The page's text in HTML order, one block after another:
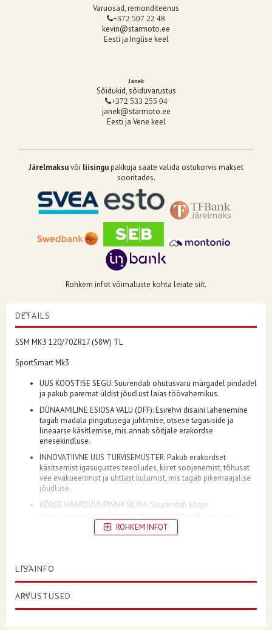
Varuosad, remonditeenus
+372 507 22 48
kevin@starmoto.ee
Eesti ja Inglise keel
Janek
Sõidukid, sõiduvarustus
+372 533 255 04
janek@starmoto.ee
Eesti ja Vene keel
Järelmaksuvõi liisingupakkuja saate valida ostukorvis makset
sooritades.
Rohkem infot võimaluste kohta leiate siit.
DETAILS
SSM MK3 120/70ZR17 (58W) TL
SportSmart Mk3
UUS KOOSTISE SEGU: Suurendab ohutusvaru märgadel pindadel
ja pakub paremat üldist jõudlust laias töövahemikus.
DÜNAAMILINE ESIOSA VALU (DFF): Esirehvi disaini lähenemine
tagab madala pingutusega juhtimise, otsese tagasiside ja
lineaarse käsitlemise, mis annab sõitjale erakordse
enesekindluse.
INNOVATIIVNE UUS TURVISEMUSTER: Pakub erakordset
käsitsemist igasugustes teeoludes, kiiret soojenemist, tõhusat
vee evakueerimist ja ühtlast kulumist, mis tagab pikemaajalise
jõudluse.
KÕRGE HAARDUVA PINNA SILIKA: Suurendab kõrge
läbisõit ja murranguline märg jõudlus.
KONSTRUKTSIOON
ROHKEM INFOT
LISAINFO
ARVUSTUSED